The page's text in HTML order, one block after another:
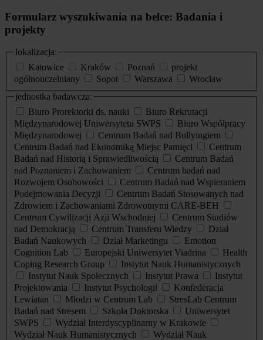
Formularz wyszukiwania na belce: Badania i
projekty
lokalizacja:
Katowice
Kraków Poznań
projekt
ogólnouczelniany
Sopot Warszawa
Wrocław
jednostka badawcza:
Biuro Prorektorki ds. nauki
Biuro Rekrutacji
Międzynarodowej Uniwersytetu SWPS
Biuro Współpracy
Międzynarodowej
Centrum Badań nad Bullyingiem
Centrum Badań nad Ekonomiką Miejsc Pamięci
Centrum
Badań nad Historią i Sprawiedliwością
Centrum Badań
nad Poznaniem i Zachowaniem
Centrum badań nad
Rozwojem Osobowości
Centrum Badań nad Wspieraniem
Podejmowania Decyzji
Centrum Badań Stosowanych nad
Zdrowiem i Zachowaniami Zdrowotnymi CARE-BEH
Centrum Cywilizacji Azji Wschodniej
Centrum Studiów
nad Demokracją
Centrum Transferu Wiedzy
Dział
Badań Naukowych
Dział Marketingu
Emotion
Cognition Lab
Europejski Uniwersytet Viadrina
Health
Coping Research Group
Instytut Nauk Humanistycznych
Instytut Nauk Społecznych
Instytut Prawa
Instytut
Projektowania
Instytut Psychologii
Konfederacja
Lewiatan
Młodzi w Centrum Lab
StresLab Centrum
Badań nad Stresem
Szkoła Doktorska
Uniwersytet
SWPS
Wydział Interdyscyplinarny w Krakowie
Wydział Nauk Humanistycznych
Wydział Nauk